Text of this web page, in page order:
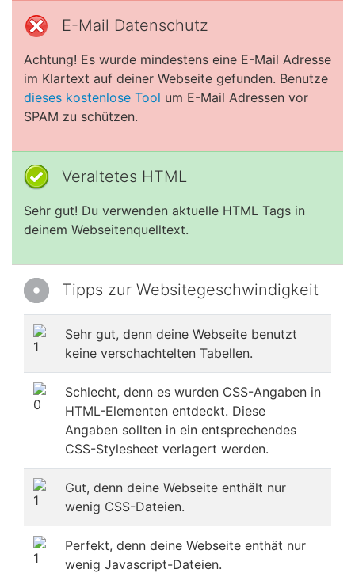
E-Mail Datenschutz
Achtung! Es wurde mindestens eine E-Mail Adresse
im Klartext auf deiner Webseite gefunden. Benutze
dieses kostenlose Tool um E-Mail Adressen vor
SPAM zu schützen.
Veraltetes HTML
Sehr gut! Du verwenden aktuelle HTML Tags in
deinem Webseitenquelltext.
Tipps zur Websitegeschwindigkeit
Sehr gut, denn deine Webseite benutzt
keine verschachtelten Tabellen.
Schlecht, denn es wurden CSS-Angaben in
HTML-Elementen entdeckt. Diese
Angaben sollten in ein entsprechendes
CSS-Stylesheet verlagert werden.
Gut, denn deine Webseite enthält nur
wenig CSS-Dateien.
Perfekt, denn deine Webseite enthät nur
wenig Javascript-Dateien.